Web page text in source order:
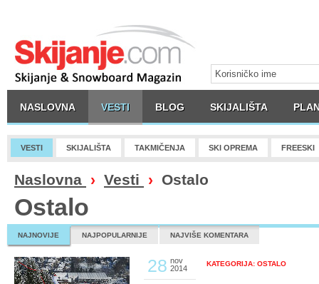
NASLOVNA VESTI BLOG SKIJALIŠTA
VESTI SKIJALIŠTA TAKMIČENJA SKI OPREMA FREESKI
Naslovna › Vesti › Ostalo
Ostalo
NAJNOVIJE NAJPOPULARNIJE NAJVIŠE KOMENTARA
28 nov
2014
KATEGORIJA: OSTALO